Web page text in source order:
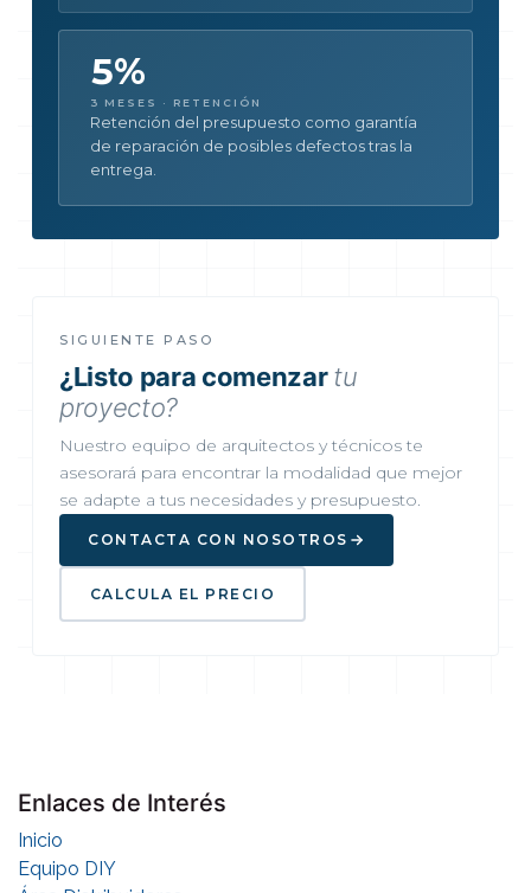
5%
3 MESES · RETENCIÓN
Retención del presupuesto como garantía
de reparación de posibles defectos tras la
entrega.
SIGUIENTE PASO
¿Listo para comenzartu
proyecto?
Nuestro equipo de arquitectos y técnicos te
asesorará para encontrar la modalidad que mejor
se adapte a tus necesidades y presupuesto.
CONTACTA CON NOSOTROS
CALCULA EL PRECIO
Enlaces de Interés
Inicio
Equipo DIY